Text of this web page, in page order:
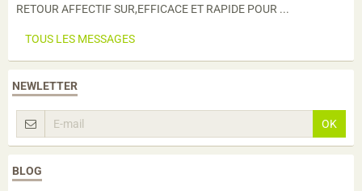
RETOUR AFFECTIF SUR,EFFICACE ET RAPIDE POUR ...
TOUS LES MESSAGES
NEWLETTER
OK
BLOG